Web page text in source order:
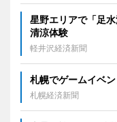
星野エリアで「足
清涼体験
軽井沢経済新聞
札幌でゲームイベ
札幌経済新聞